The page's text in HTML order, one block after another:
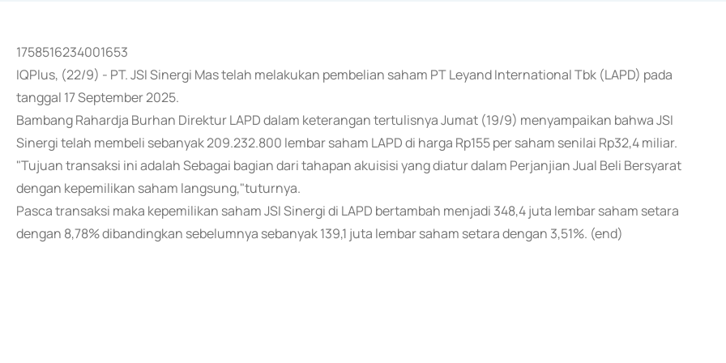
1758516234001653
IQPlus, (22/9) - PT. JSI Sinergi Mas telah melakukan pembelian saham PT Leyand International Tbk (LAPD) pada
tanggal 17 September 2025.
Bambang Rahardja Burhan Direktur LAPD dalam keterangan tertulisnya Jumat (19/9) menyampaikan bahwa JSI
Sinergi telah membeli sebanyak 209.232.800 lembar saham LAPD di harga Rp155 per saham senilai Rp32,4 miliar.
"Tujuan transaksi ini adalah Sebagai bagian dari tahapan akuisisi yang diatur dalam Perjanjian Jual Beli Bersyarat
dengan kepemilikan saham langsung,"tuturnya.
Pasca transaksi maka kepemilikan saham JSI Sinergi di LAPD bertambah menjadi 348,4 juta lembar saham setara
dengan 8,78% dibandingkan sebelumnya sebanyak 139,1 juta lembar saham setara dengan 3,51%. (end)